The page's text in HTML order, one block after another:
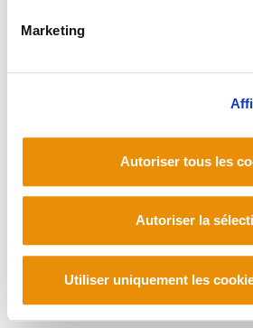
Marketing
Autoriser tous les
Autoriser la
Utiliser uniquement les